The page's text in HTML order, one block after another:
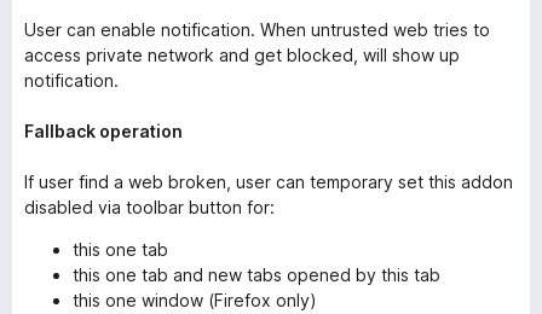
User can enable notification. When untrusted web tries to
access private network and get blocked, will show up
notification.
Fallback operation
If user find a web broken, user can temporary set this addon
disabled via toolbar button for:
this one tab
this one tab and new tabs opened by this tab
this one window (Firefox only)